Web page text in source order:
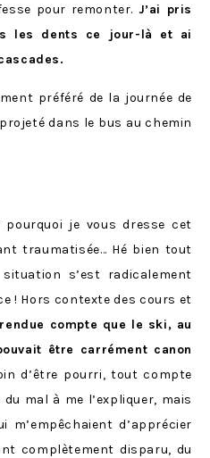
pour remonter. J’ai pris
les dents ce jour-là et ai
préféré de la journée de
dans le bus au chemin
pourquoi je vous dresse cet
traumatisée… Hé bien tout
s’est radicalement
! Hors contexte des cours et
compte que le ski, au
être carrément canon
d’être pourri, tout compte
mal à me l’expliquer, mais
d’apprécier
complètement disparu, du